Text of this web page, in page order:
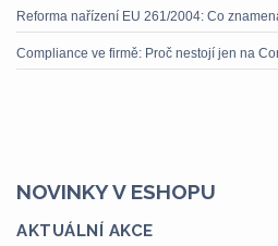
Reforma nařízení EU 261/2004: Co
Compliance ve firmě: Proč nestojí jen na
NOVINKY V ESHOPU
AKTUÁLNÍ AKCE